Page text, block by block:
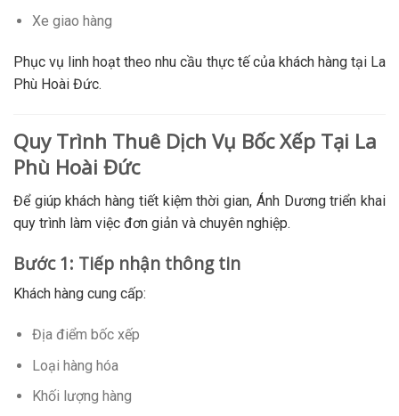
Xe giao hàng
Phục vụ linh hoạt theo nhu cầu thực tế của khách hàng tại La
Phù Hoài Đức.
Quy Trình Thuê Dịch Vụ Bốc Xếp Tại La
Phù Hoài Đức
Để giúp khách hàng tiết kiệm thời gian, Ánh Dương triển khai
quy trình làm việc đơn giản và chuyên nghiệp.
Bước 1: Tiếp nhận thông tin
Khách hàng cung cấp:
Địa điểm bốc xếp
Loại hàng hóa
Khối lượng hàng